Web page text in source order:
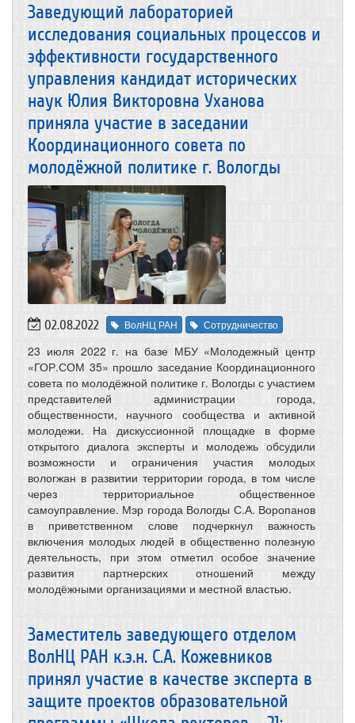
Заведующий лабораторией
исследования социальных процессов и
эффективности государственного
управления кандидат исторических
наук Юлия Викторовна Уханова
приняла участие в заседании
Координационного совета по
молодёжной политике г. Вологды
02.08.2022 ВолНЦ РАН Сотрудничество
23 июля 2022 г. на базе МБУ «Молодежный центр
«ГОР.СОМ 35» прошло заседание Координационного
совета по молодёжной политике г. Вологды с участием
представителей администрации города,
общественности, научного сообщества и активной
молодежи. На дискуссионной площадке в форме
открытого диалога эксперты и молодежь обсудили
возможности и ограничения участия молодых
вологжан в развитии территории города, в том числе
через территориальное общественное
самоуправление. Мэр города Вологды С.А. Воропанов
в приветственном слове подчеркнул важность
включения молодых людей в общественно полезную
деятельность, при этом отметил особое значение
развития партнерских отношений между
молодёжными организациями и местной властью.
Заместитель заведующего отделом
ВолНЦ РАН к.э.н. С.А. Кожевников
принял участие в качестве эксперта в
защите проектов образовательной